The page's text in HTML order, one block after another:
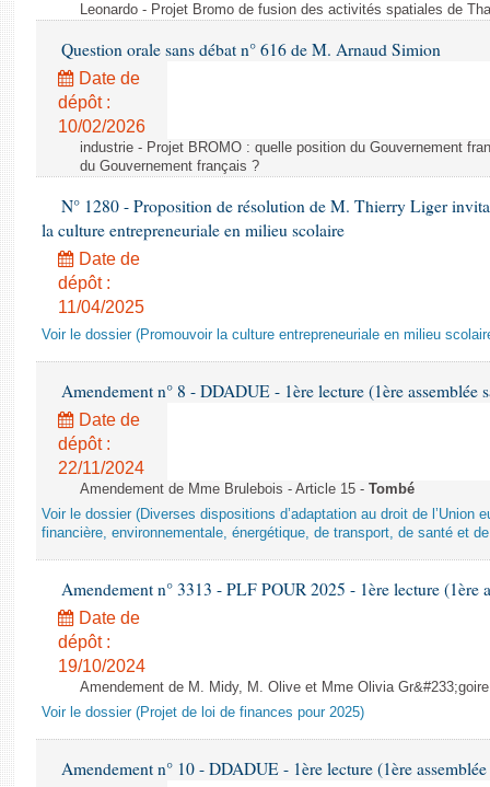
Leonardo - Projet Bromo de fusion des activités spatiales de
Question orale sans débat n° 616 de M. Arnaud Simion
Date de
dépôt :
10/02/2026
industrie - Projet BROMO : quelle position du Gouvernement
du Gouvernement français ?
N° 1280 - Proposition de résolution de M. Thierry Liger
la culture entrepreneuriale en milieu scolaire
Date de
dépôt :
11/04/2025
Voir le dossier (Promouvoir la culture entrepreneuriale en milieu
Amendement n° 8 - DDADUE - 1ère lecture (1ère assemblée
Date de
dépôt :
22/11/2024
Amendement de Mme Brulebois - Article 15 - Tombé
Voir le dossier (Diverses dispositions d’adaptation au droit de l’Union
financière, environnementale, énergétique, de transport, de santé et
Amendement n° 3313 - PLF POUR 2025 - 1ère lecture (1ère
Date de
dépôt :
19/10/2024
Amendement de M. Midy, M. Olive et Mme Olivia
Voir le dossier (Projet de loi de finances pour 2025)
Amendement n° 10 - DDADUE - 1ère lecture (1ère